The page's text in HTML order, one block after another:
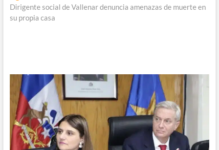
siguiente:
Dirigente social de Vallenar denuncia amenazas de muerte en
su propia casa